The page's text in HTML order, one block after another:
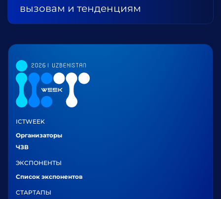
вызовам и тенденциям
ICTWEEK
Организаторы
ЧЗВ
ЭКСПОНЕНТЫ
Список экспонентов
СТАРТАПЫ